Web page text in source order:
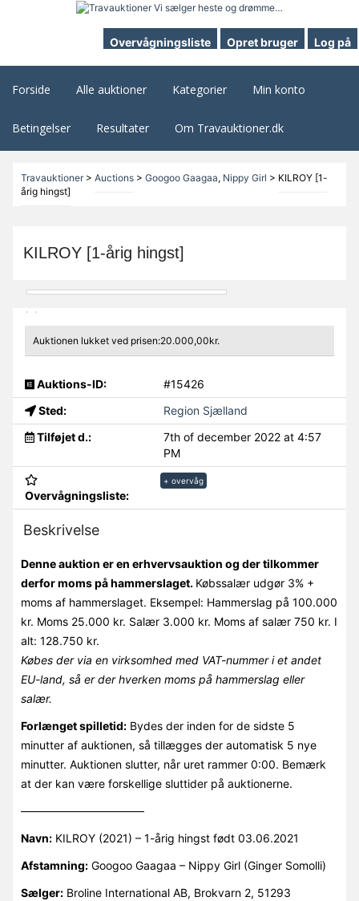
Overvågningsliste Opret bruger Log på
Forside Alle auktioner Kategorier Min konto
Betingelser Resultater Om Travauktioner.dk
Travauktioner> Auctions> Googoo Gaagaa, Nippy Girl > KILROY [1-
årig hingst]
KILROY [1-årig hingst]
Auktionen lukket ved prisen:20.000,00kr.
Auktions-ID:
#15426
Sted:
Region Sjælland
Tilføjet d.:
7th of december 2022 at 4:57
PM
Overvågningsliste:
+ overvåg
Beskrivelse
Denne auktion er en erhvervsauktion og der tilkommer
derfor moms på hammerslaget. Købssalær udgør 3% +
moms af hammerslaget. Eksempel: Hammerslag på 100.000
kr. Moms 25.000 kr. Salær 3.000 kr. Moms af salær 750 kr. I
alt: 128.750 kr.
Købes der via en virksomhed med VAT-nummer i et andet
EU-land, så er der hverken moms på hammerslag eller
salær.
Forlænget spilletid:Bydes der inden for de sidste 5
minutter af auktionen, så tillægges der automatisk 5 nye
minutter. Auktionen slutter, når uret rammer 0:00. Bemærk
at der kan være forskellige sluttider på auktionerne.
———————————
Navn:KILROY (2021) – 1-årig hingst født 03.06.2021
Afstamning:Googoo Gaagaa – Nippy Girl (Ginger Somolli)
Sælger:Broline International AB, Brokvarn 2, 51293